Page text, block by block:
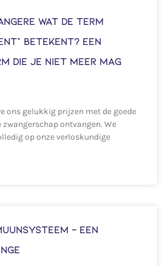
wat de term
betekent? Een
die je niet meer mag
ons gelukkig prijzen met de goede
ontvangen. We
op onze verloskundige
– Een